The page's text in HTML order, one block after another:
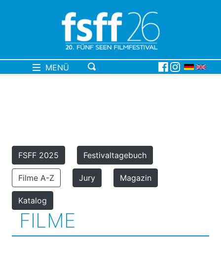
MENÜ
FSFF 2025 Festivaltagebuch
Filme A-Z Jury Magazin
Katalog
FILME